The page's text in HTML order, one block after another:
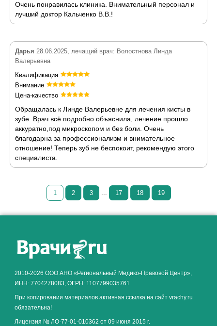
Очень понравилась клиника. Внимательный персонал и
лучший доктор Кальченко В.В.!
Дарья 28.06.2025, лечащий врач: Волостнова Линда
Валерьевна
Квалификация
Внимание
Цена-качество
Обращалась к Линде Валерьевне для лечения кисты в
зубе. Врач всё подробно объяснила, лечение прошло
аккуратно,под микроскопом и без боли. Очень
благодарна за профессионализм и внимательное
отношение! Теперь зуб не беспокоит, рекомендую этого
специалиста.
1 2 3 ... 17 18 19
2010-2026 ООО АНО «Региональный Медико-Правовой Центр»,
ИНН: 7704278083, ОГРН: 1107799035761
При копировании материалов активная ссылка на сайт vrachy.ru
обязательна!
Лицензия № ЛО-77-01-010362 от 09 июня 2015 г.